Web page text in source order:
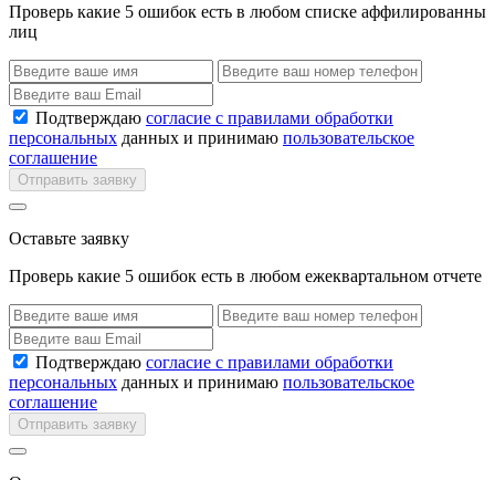
Проверь какие 5 ошибок есть в любом списке аффилированны
лиц
Подтверждаю согласие с правилами обработки
персональных данных и принимаю пользовательское
соглашение
Отправить заявку
Оставьте заявку
Проверь какие 5 ошибок есть в любом ежеквартальном отчете
Подтверждаю согласие с правилами обработки
персональных данных и принимаю пользовательское
соглашение
Отправить заявку